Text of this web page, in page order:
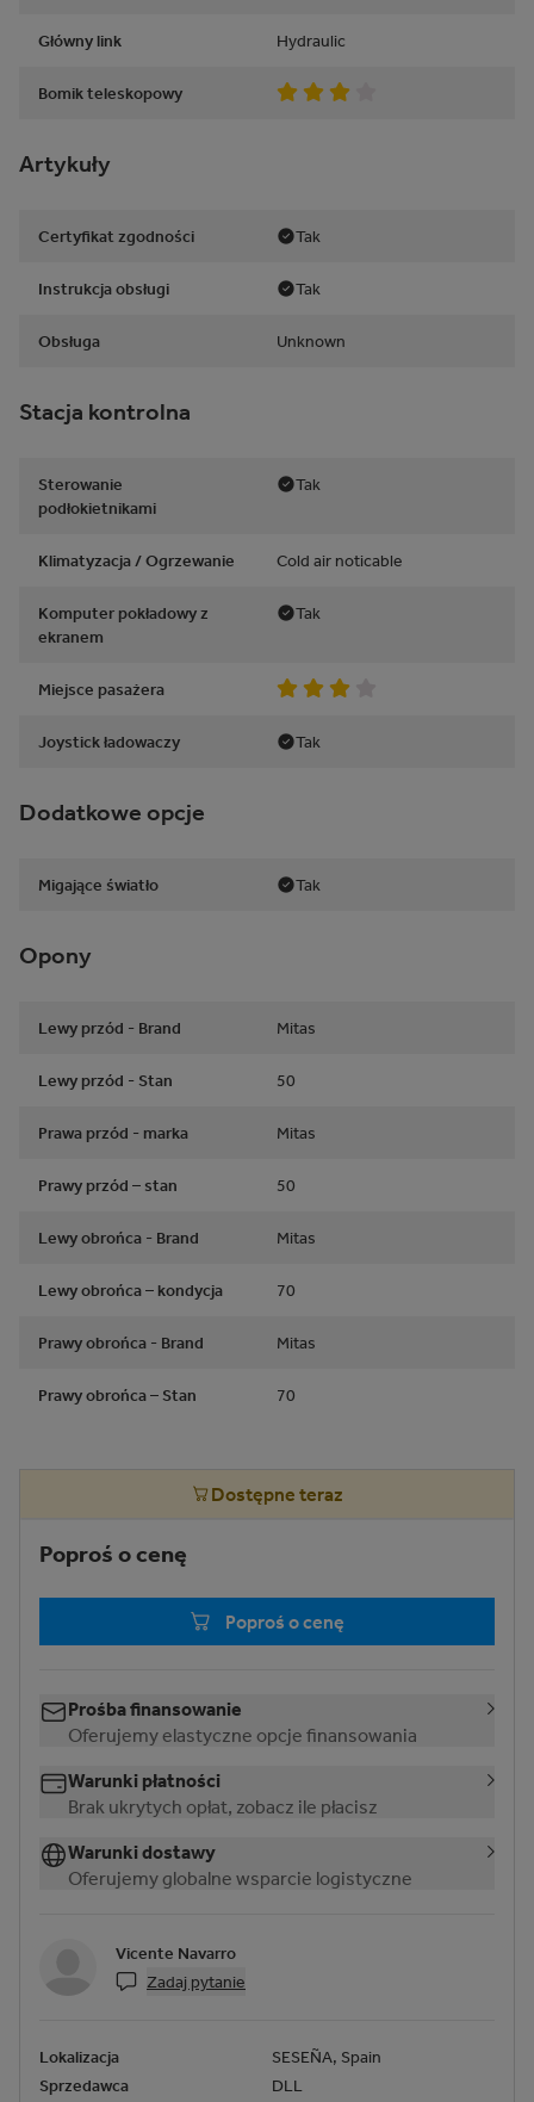
Główny link Hydraulic
Bomik teleskopowy
Artykuły
Certyfikat zgodności Tak
Instrukcja obsługi Tak
Obsługa Unknown
Stacja kontrolna
Sterowanie
podłokietnikami
Tak
Klimatyzacja / Ogrzewanie Cold air noticable
Komputer pokładowy z
ekranem
Tak
Miejsce pasażera
Joystick ładowaczy Tak
Dodatkowe opcje
Migające światło Tak
Opony
Lewy przód - Brand Mitas
Lewy przód - Stan 50
Prawa przód - marka Mitas
Prawy przód – stan 50
Lewy obrońca - Brand Mitas
Lewy obrońca – kondycja 70
Prawy obrońca - Brand Mitas
Prawy obrońca – Stan 70
Dostępne teraz
Poproś o cenę
Poproś o cenę
Prośba finansowanie
Oferujemy elastyczne opcje finansowania
Warunki płatności
Brak ukrytych opłat, zobacz ile płacisz
Warunki dostawy
Oferujemy globalne wsparcie logistyczne
Vicente Navarro
Zadaj pytanie
Lokalizacja
SESEÑA, Spain
Sprzedawca
DLL